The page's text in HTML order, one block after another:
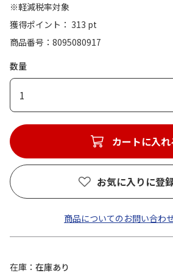
※軽減税率対象
獲得ポイント： 313 pt
商品番号
8095080917
数量
1
カートに入れ
お気に入りに登
商品についてのお問い合わ
在庫
在庫あり